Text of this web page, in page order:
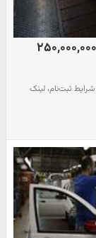
ثبت‌نام پیش‌فروش سایپا از ۸ شهریور | با ۲۵۰,۰۰۰,۰۰۰
بخشنامه، شرایط ثبت‌نام، لینک